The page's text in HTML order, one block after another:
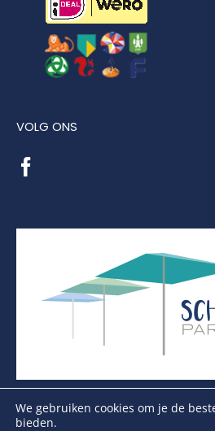
VOLG ONS
We gebruiken cookies om je de
bieden.